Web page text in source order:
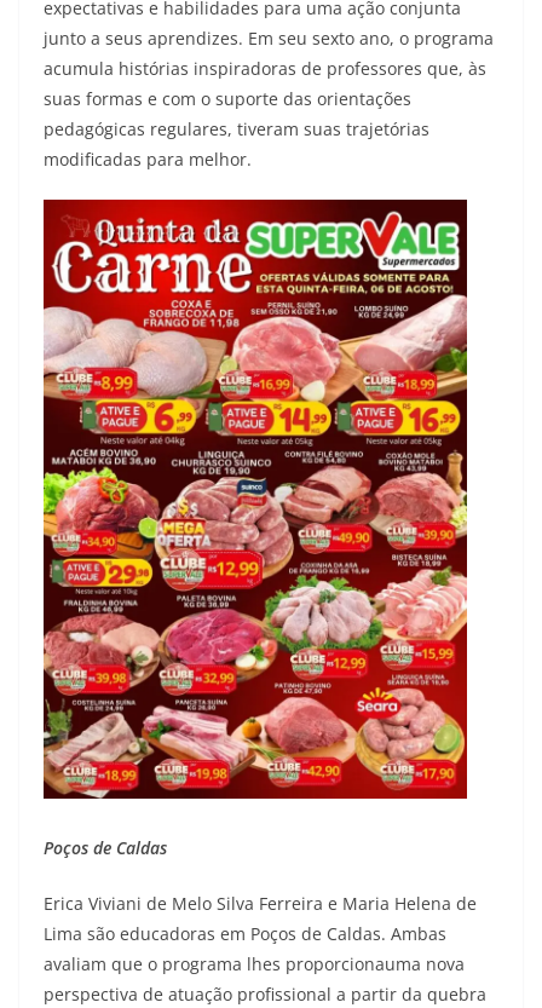
expectativas e habilidades para uma ação conjunta
junto a seus aprendizes. Em seu sexto ano, o programa
acumula histórias inspiradoras de professores que, às
suas formas e com o suporte das orientações
pedagógicas regulares, tiveram suas trajetórias
modificadas para melhor.
Poços de Caldas
Erica Viviani de Melo Silva Ferreira e Maria Helena de
Lima são educadoras em Poços de Caldas. Ambas
avaliam que o programa lhes proporcionauma nova
perspectiva de atuação profissional a partir da quebra